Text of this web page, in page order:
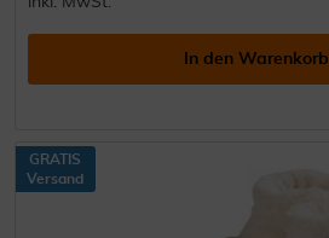
In den Warenkorb
GRATIS
Versand